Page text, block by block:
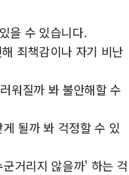
을 수 있습니다.
죄책감이나 자기 비난
워질까 봐 불안해할 수
될까 봐 걱정할 수 있
거리지 않을까' 하는 걱